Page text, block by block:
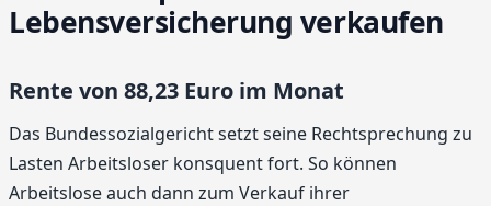
Lebensversicherung verkaufen
Rente von 88,23 Euro im Monat
Das Bundessozialgericht setzt seine Rechtsprechung zu
Lasten Arbeitsloser konsquent fort. So können
Arbeitslose auch dann zum Verkauf ihrer